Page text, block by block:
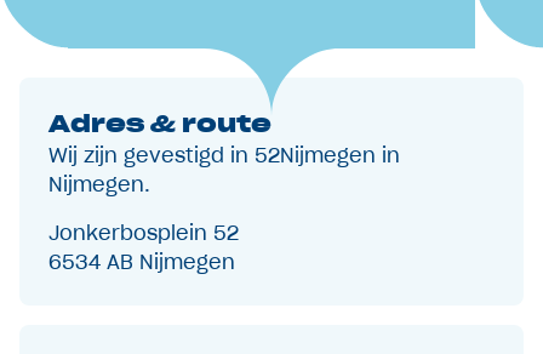
Samenwerkingen
Over Ons
Contact
Adres & route
Wij zijn gevestigd in 52Nijmegen in
Nijmegen.
Jonkerbosplein 52
6534 AB Nijmegen